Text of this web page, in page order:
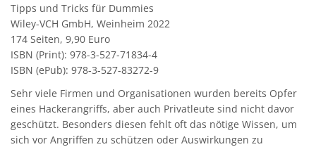
Tipps und Tricks für Dummies
Wiley-VCH GmbH, Weinheim 2022
174 Seiten, 9,90 Euro
ISBN (Print): 978-3-527-71834-4
ISBN (ePub): 978-3-527-83272-9
Sehr viele Firmen und Organisationen wurden bereits Opfer
eines Hackerangriffs, aber auch Privatleute sind nicht davor
geschützt. Besonders diesen fehlt oft das nötige Wissen, um
sich vor Angriffen zu schützen oder Auswirkungen zu